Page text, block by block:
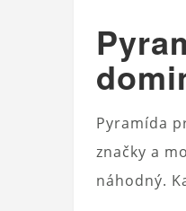
Pyramída
značky a
náhodný.